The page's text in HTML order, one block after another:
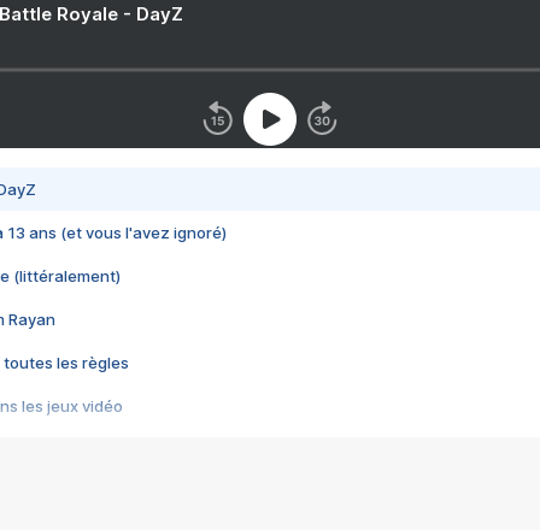
Royale - DayZ
13 ans (et vous l'avez ignoré)
(littéralement)
Rayan
toutes les règles
les jeux vidéo